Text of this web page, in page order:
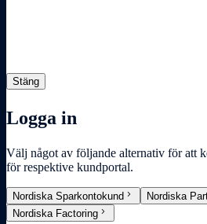
Stäng
Logga in
Välj något av följande alternativ för att
för respektive kundportal.
Nordiska Sparkontokund chevron_right Nordiska
Nordiska Factoring chevron_right